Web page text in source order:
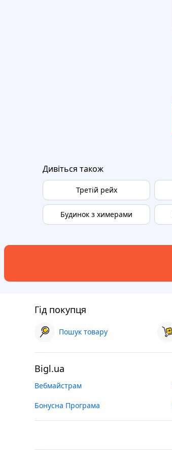
Дивіться також
Третій рейх
Будинок з химерами
Гід покупця
Пошук товару
Bigl.ua
Вебмайстрам
Бонусна Програма